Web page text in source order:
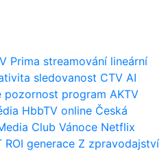
Prima streamování lineární
sledovanost CTV AI
pozornost program AKTV
HbbTV online Česká
Club Vánoce Netflix
ROI generace Z zpravodajství